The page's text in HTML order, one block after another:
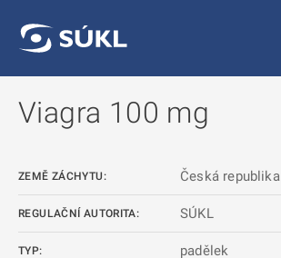
Viagra 100 mg
ZEMĚ ZÁCHYTU: Česká republika
REGULAČNÍ AUTORITA: SÚKL
TYP: padělek